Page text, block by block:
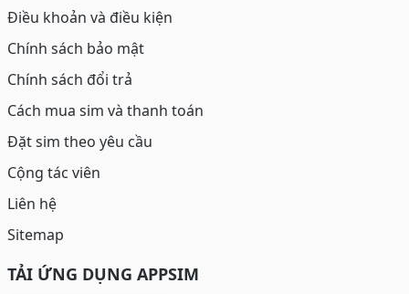
Điều khoản và điều kiện
Chính sách bảo mật
Chính sách đổi trả
Cách mua sim và thanh toán
Đặt sim theo yêu cầu
Cộng tác viên
Liên hệ
Sitemap
TẢI ỨNG DỤNG APPSIM